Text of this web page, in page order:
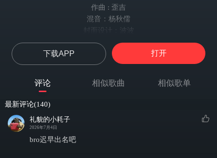
作曲 : 歪吉
混音：杨秋儒
封面设计：波波
it‘s the night after sunset 并肩走过条街
感受着 风的流动 我想让时间慢一些
‘cause I‘m meeting with my friend 坐便利店前歇
she my imaginary friend
现在我爱把心事藏logic存的伴奏里
就像她喜欢把头发藏在麻花辫子里
下载APP 打开
评论 相似歌曲 相似歌单
最新评论(140)
礼貌的小耗子
2026年7月4日
bro迟早出名吧